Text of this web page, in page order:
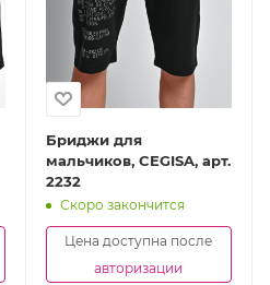
Бриджи для
мальчиков, CEGISA, арт.
2232
Скоро закончится
Цена доступна после
авторизации